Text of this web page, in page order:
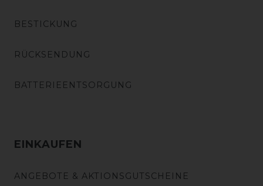
BESTICKUNG
RÜCKSENDUNG
BATTERIEENTSORGUNG
EINKAUFEN
ANGEBOTE & AKTIONSGUTSCHEINE